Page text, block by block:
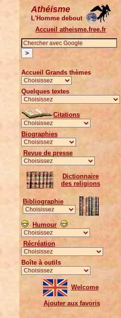
Athéisme
L'Homme debout
Accueil atheisme.free.fr
Accueil Grands thèmes
Quelques textes
Citations
Biographies
Revue de presse
Dictionnaire
des religions
Bibliographie
Humour
Récréation
Boîte à outils
Welcome
Ajouter aux favoris